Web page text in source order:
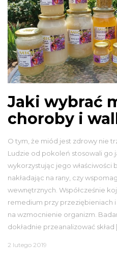
Jaki wybrać
choroby i
O tym, że miód jest zdrowy nie
Ludzie od pokoleń stosowali go
wykorzystując jego właściwości
nakładając na rany, czy
wewnętrznych. Współcześnie
remedium przy przeziębieniach
na wzmocnienie organizm.
dokładnie przeanalizować skład
2 lutego 2019